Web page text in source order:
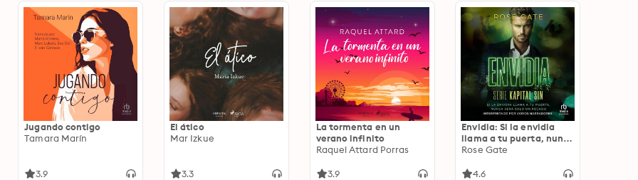
Jugando contigo
Tamara Marín
3.9
El ático
Mar Izkue
3.3
La tormenta en un
verano infinito
Raquel Attard Porras
3.9
Envidia: Si la envidia
llama a tu puerta, nunca
será solo un pecado
Rose Gate
4.6